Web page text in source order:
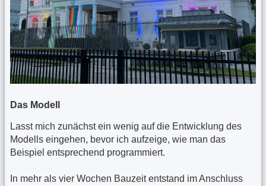
Das Modell
Lasst mich zunächst ein wenig auf die Entwicklung des
Modells eingehen, bevor ich aufzeige, wie man das
Beispiel entsprechend programmiert.
In mehr als vier Wochen Bauzeit entstand im Anschluss